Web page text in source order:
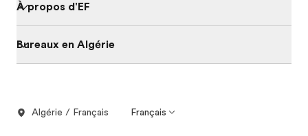
À propos d'EF
Bureaux en Algérie
Algérie / Français Français